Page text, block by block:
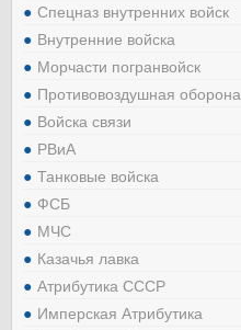
Спецназ внутренних войск
Внутренние войска
Морчасти погранвойск
Противовоздушная оборона
Войска связи
РВиА
Танковые войска
ФСБ
МЧС
Казачья лавка
Атрибутика СССР
Имперская Атрибутика